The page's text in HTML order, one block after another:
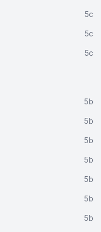
5c
5c
5c
5b
5b
5b
5b
5b
5b
5b